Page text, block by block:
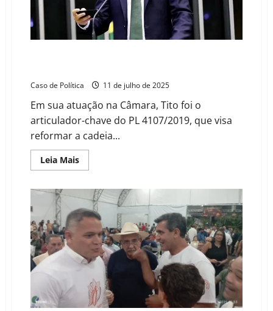
oportunidades
cruciais
Caso de Política 11 de julho de 2025
Em sua atuação na Câmara, Tito foi o
articulador-chave do PL 4107/2019, que visa
reformar a cadeia...
Leia MaisRead
more
deputado
federal
Tito:
o
relator
visionário
do
projeto
que
impulsiona
cacau
brasileiro